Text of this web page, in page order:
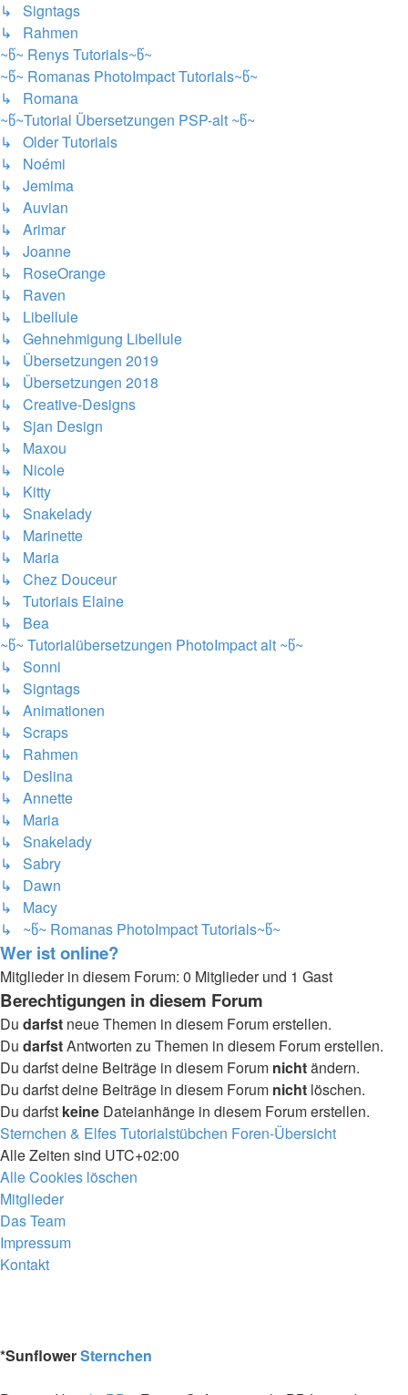
↳ Signtags
↳ Rahmen
~წ~ Renys Tutorials~წ~
~წ~ Romanas PhotoImpact Tutorials~წ~
↳ Romana
~წ~Tutorial Übersetzungen PSP-alt ~წ~
↳ Older Tutorials
↳ Noémi
↳ Jemima
↳ Auvian
↳ Arimar
↳ Joanne
↳ RoseOrange
↳ Raven
↳ Libellule
↳ Gehnehmigung Libellule
↳ Übersetzungen 2019
↳ Übersetzungen 2018
↳ Creative-Designs
↳ Sjan Design
↳ Maxou
↳ Nicole
↳ Kitty
↳ Snakelady
↳ Marinette
↳ Maria
↳ Chez Douceur
↳ Tutoriais Elaine
↳ Bea
~წ~ Tutorialübersetzungen PhotoImpact alt ~წ~
↳ Sonni
↳ Signtags
↳ Animationen
↳ Scraps
↳ Rahmen
↳ Deslina
↳ Annette
↳ Maria
↳ Snakelady
↳ Sabry
↳ Dawn
↳ Macy
↳ ~წ~ Romanas PhotoImpact Tutorials~წ~
Wer ist online?
Mitglieder in diesem Forum: 0 Mitglieder und 1 Gast
Berechtigungen in diesem Forum
Du darfst neue Themen in diesem Forum erstellen.
Du darfstAntworten zu Themen in diesem Forum erstellen.
Du darfst deine Beiträge in diesem Forum nichtändern.
Du darfst deine Beiträge in diesem Forum nicht löschen.
Du darfst keine Dateianhänge in diesem Forum erstellen.
Sternchen & Elfes Tutorialstübchen Foren-Übersicht
Alle Zeiten sind UTC+02:00
Alle Cookies löschen
Mitglieder
Das Team
Impressum
Kontakt
*SunflowerSternchen